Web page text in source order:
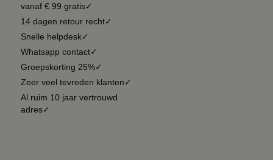
vanaf € 99 gratis✓
14 dagen retour recht✓
Snelle helpdesk✓
Whatsapp contact✓
Groepskorting 25%✓
Zeer veel tevreden klanten✓
Al ruim 10 jaar vertrouwd
adres✓